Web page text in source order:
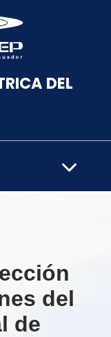
DEL
del
de